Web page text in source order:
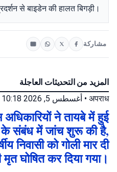
से बाइडेन की हालत बिगड़ी।
مشاركة
المزيد من التحديثات العاجلة
अपराध
• أغسطس 5, 2026 at 10:18 م
ने तायबे में हुई
के संबंध में जांच शुरू की है,
निवासी को गोली मार दी
घोषित कर दिया गया।